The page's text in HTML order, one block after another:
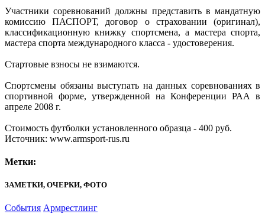
Участники соревнований должны представить в мандатную
комиссию ПАСПОРТ, договор о страховании (оригинал),
классификационную книжку спортсмена, а мастера спорта,
мастера спорта международного класса - удостоверения.
Стартовые взносы не взимаются.
Спортсмены обязаны выступать на данных соревнованиях в
спортивной форме, утвержденной на Конференции РАА в
апреле 2008 г.
Стоимость футболки установленного образца - 400 руб.
Источник: www.armsport-rus.ru
Метки:
ЗАМЕТКИ, ОЧЕРКИ, ФОТО
События Армрестлинг